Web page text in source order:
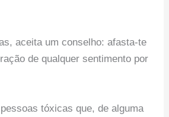
aceita um conselho: afasta-te
de qualquer sentimento por
tóxicas que, de alguma